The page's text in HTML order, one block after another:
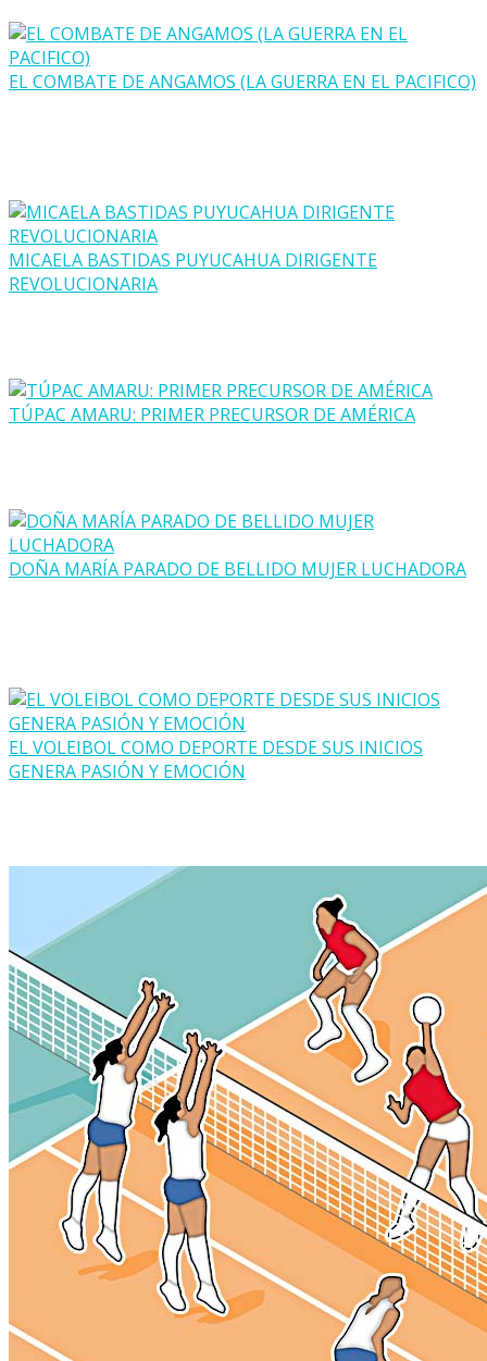
EL COMBATE DE ANGAMOS (LA GUERRA EN EL PACIFICO)
MICAELA BASTIDAS PUYUCAHUA DIRIGENTE
REVOLUCIONARIA
TÚPAC AMARU: PRIMER PRECURSOR DE AMÉRICA
DOÑA MARÍA PARADO DE BELLIDO MUJER LUCHADORA
EL VOLEIBOL COMO DEPORTE DESDE SUS INICIOS
GENERA PASIÓN Y EMOCIÓN